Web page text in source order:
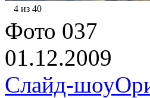
4 из 40
Фото 037
01.12.2009
Слайд-шоу